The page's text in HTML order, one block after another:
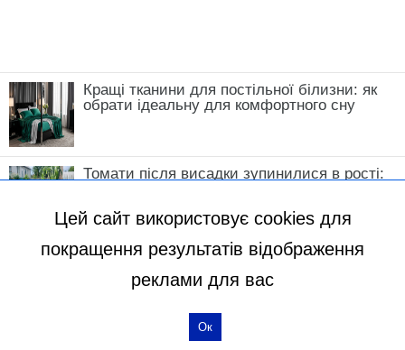
Кращі тканини для постільної білизни: як
обрати ідеальну для комфортного сну
Томати після висадки зупинилися в рості:
Цей сайт використовує cookies для
покращення результатів відображення
реклами для вас
Ок